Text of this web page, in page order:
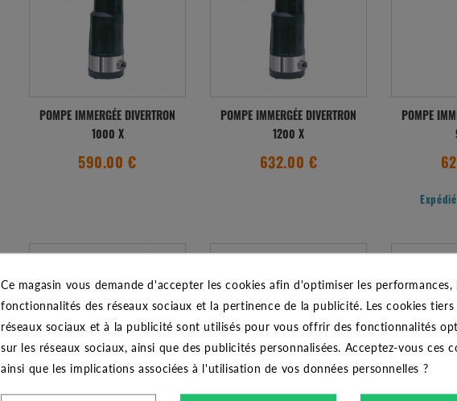
POMPE IMMERGÉE DIVERTRON
1000 X
590.00 €
POMPE IMMERGÉE DIVERTRON
1200 X
632.00 €
POMPE
Ce magasin vous demande d'accepter les cookies afin d'optimiser les performances,
fonctionnalités des réseaux sociaux et la pertinence de la publicité. Les cookies tiers
réseaux sociaux et à la publicité sont utilisés pour vous offrir des fonctionnalités
sur les réseaux sociaux, ainsi que des publicités personnalisées. Acceptez-vous ces
ainsi que les implications associées à l'utilisation de vos données personnelles ?